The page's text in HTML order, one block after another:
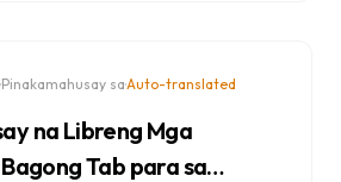
·Pinakamahusay sa·Auto-translated
na Libreng Mga
Tab para sa